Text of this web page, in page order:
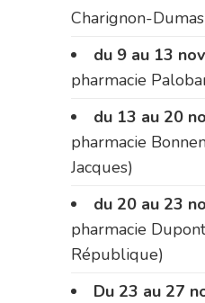
Charignon-
du 9 au 13
pharmacie
du 13 au 20
pharmacie
Jacques)
du 20 au 23
pharmacie
République)
Du 23 au 27